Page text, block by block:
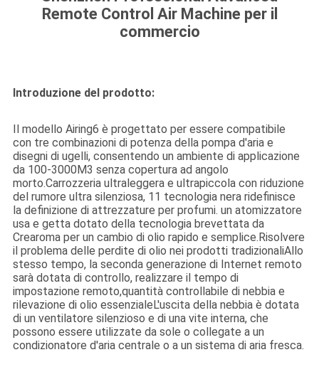
Remote Control Air Machine per il
commercio
Introduzione del prodotto:
Il modello Airing6 è progettato per essere compatibile
con tre combinazioni di potenza della pompa d'aria e
disegni di ugelli, consentendo un ambiente di applicazione
da 100-3000M3 senza copertura ad angolo
morto.Carrozzeria ultraleggera e ultrapiccola con riduzione
del rumore ultra silenziosa, 11 tecnologia nera ridefinisce
la definizione di attrezzature per profumi. un atomizzatore
usa e getta dotato della tecnologia brevettata da
Crearoma per un cambio di olio rapido e semplice.Risolvere
il problema delle perdite di olio nei prodotti tradizionaliAllo
stesso tempo, la seconda generazione di Internet remoto
sarà dotata di controllo, realizzare il tempo di
impostazione remoto,quantità controllabile di nebbia e
rilevazione di olio essenzialeL'uscita della nebbia è dotata
di un ventilatore silenzioso e di una vite interna, che
possono essere utilizzate da sole o collegate a un
condizionatore d'aria centrale o a un sistema di aria fresca.